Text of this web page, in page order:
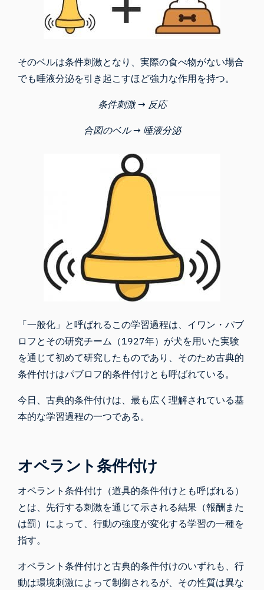
そのベルは条件刺激となり、実際の食べ物がない場合
でも唾液分泌を引き起こすほど強力な作用を持つ。
条件刺激 → 反応
合図のベル → 唾液分泌
「一般化」と呼ばれるこの学習過程は、イワン・パブ
ロフとその研究チーム（1927年）が犬を用いた実験
を通じて初めて研究したものであり、そのため古典的
条件付けはパブロフ的条件付けとも呼ばれている。
今日、古典的条件付けは、最も広く理解されている基
本的な学習過程の一つである。
オペラント条件付け
オペラント条件付け（道具的条件付けとも呼ばれる）
とは、先行する刺激を通じて示される結果（報酬また
は罰）によって、行動の強度が変化する学習の一種を
指す。
オペラント条件付けと古典的条件付けのいずれも、行
動は環境刺激によって制御されるが、その性質は異な